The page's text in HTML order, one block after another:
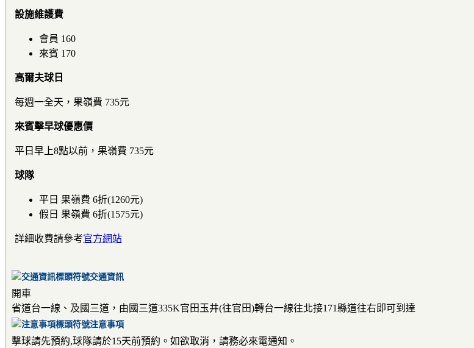
設施維護費
會員 160
來賓 170
高爾夫球日
每週一全天，果嶺費 735元
來賓擊早球優惠價
平日早上8點以前，果嶺費 735元
球隊
平日 果嶺費 6折(1260元)
假日 果嶺費 6折(1575元)
詳細收費請參考官方網站
交通資訊
開車
省道台一線、及國三道，由國三道335K官田玉井(往官田)轉台一線往北接171縣道往右即可到達
注意事項
擊球請先預約,球隊請於15天前預約。如欲取消，請務必來電通知。